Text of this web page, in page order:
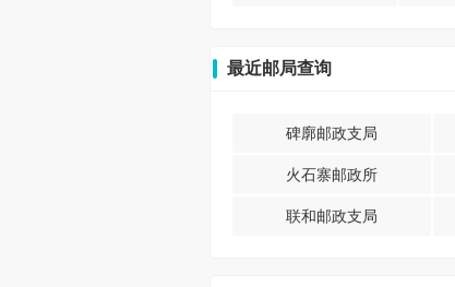
最近邮局查询
碑廓邮政支局
火石寨邮政所
联和邮政支局